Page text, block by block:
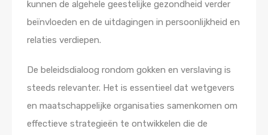
kunnen de algehele geestelijke gezondheid verder
beïnvloeden en de uitdagingen in persoonlijkheid en
relaties verdiepen.
De beleidsdialoog rondom gokken en verslaving is
steeds relevanter. Het is essentieel dat wetgevers
en maatschappelijke organisaties samenkomen om
effectieve strategieën te ontwikkelen die de